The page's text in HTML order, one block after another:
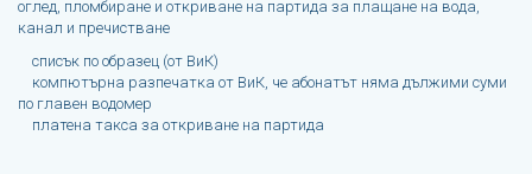
оглед, пломбиране и откриване на партида за плащане на вода,
канал и пречистване
списък по образец (от ВиК)
компютърна разпечатка от ВиК, че абонатът няма дължими суми
по главен водомер
платена такса за откриване на партида